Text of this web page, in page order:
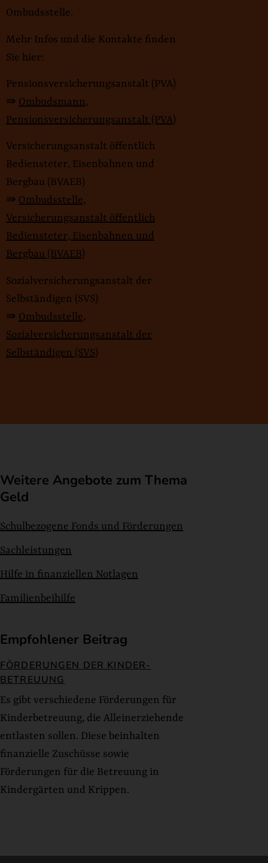
Ombudsstelle.
Mehr Infos und die Kontakte finden
Sie hier:
Pensionsversicherungsanstalt (PVA)
⇛ Ombudsmann,
Pensionsversicherungsanstalt (PVA)
Versicherungsanstalt öffentlich
Bediensteter, Eisenbahnen und
Bergbau (BVAEB)
⇛ Ombudsstelle,
Versicherungsanstalt öffentlich
Bediensteter, Eisenbahnen und
Bergbau (BVAEB)
Sozialversicherungsanstalt der
Selbständigen (SVS)
⇛ Ombudsstelle,
Sozialversicherungsanstalt der
Selbständigen (SVS)
Weitere Angebote zum Thema
Geld
Schulbezogene Fonds und Förderungen
Sachleistungen
Hilfe in finanziellen Notlagen
Familienbeihilfe
Empfohlener Beitrag
FÖRDERUNGEN DER KINDER-
BETREUUNG
Es gibt verschiedene Förderungen für
Kinderbetreuung, die Alleinerziehende
entlasten sollen. Diese beinhalten
finanzielle Zuschüsse sowie
Förderungen für die Betreuung in
Kindergärten und Krippen.